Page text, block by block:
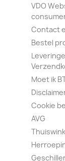
VDO
Contact
Bestel
Moet ik
Cookie
AVG